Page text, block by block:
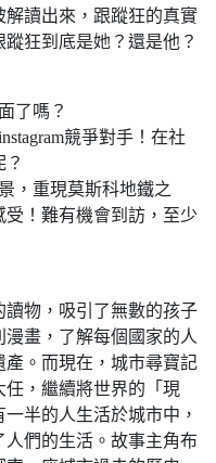
讀出來，跟蹤狂的真實
狂到底是她？還是他？
了嗎？
競爭對手！在社
，重現莫斯科地鐵之
！難有機會到訪，至少
物，吸引了無數的孩子
畫，了解每個國家的人
。而現在，城市尋寶記
，繼續將世界的「現
半的人生活於城市中，
們的生活。故事主角布